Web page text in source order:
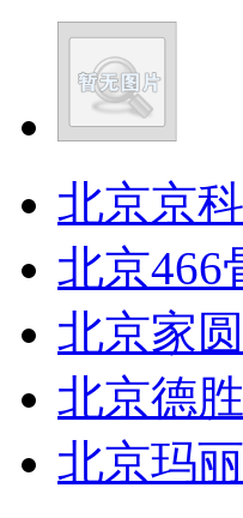
北京京
北京466
北京家
北京德
北京玛